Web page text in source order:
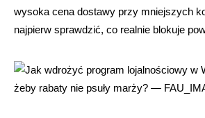
wysoka cena dostawy przy mniejszych
najpierw sprawdzić, co realnie blokuje